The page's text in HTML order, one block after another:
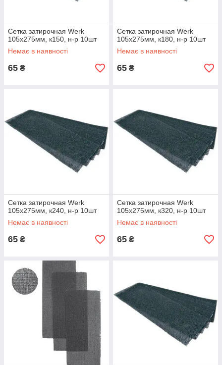
Сетка затирочная Werk
105х275мм, к150, н-р 10шт
Немає в наявності
65 ₴
Сетка затирочная Werk
105х275мм, к180, н-р 10шт
Немає в наявності
65 ₴
Сетка затирочная Werk
105х275мм, к240, н-р 10шт
Немає в наявності
65 ₴
Сетка затирочная Werk
105х275мм, к320, н-р 10шт
Немає в наявності
65 ₴